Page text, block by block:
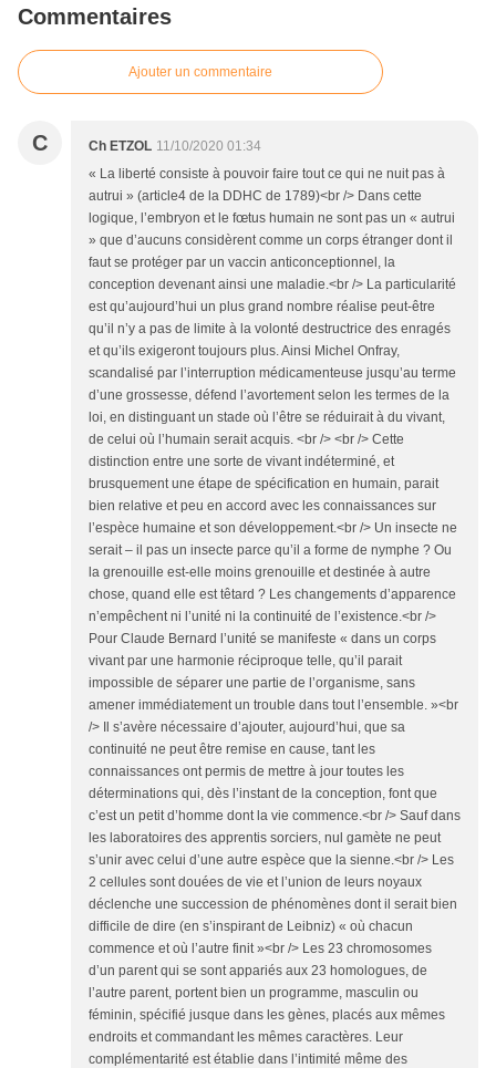
Commentaires
Ajouter un commentaire
C Ch ETZOL 11/10/2020 01:34
« La liberté consiste à pouvoir faire tout ce qui ne nuit pas à
autrui » (article4 de la DDHC de 1789)<br /> Dans cette
logique, l’embryon et le fœtus humain ne sont pas un « autrui
» que d’aucuns considèrent comme un corps étranger dont il
faut se protéger par un vaccin anticonceptionnel, la
conception devenant ainsi une maladie.<br /> La particularité
est qu’aujourd’hui un plus grand nombre réalise peut-être
qu’il n’y a pas de limite à la volonté destructrice des enragés
et qu’ils exigeront toujours plus. Ainsi Michel Onfray,
scandalisé par l’interruption médicamenteuse jusqu’au terme
d’une grossesse, défend l’avortement selon les termes de la
loi, en distinguant un stade où l’être se réduirait à du vivant,
de celui où l’humain serait acquis. <br /> <br /> Cette
distinction entre une sorte de vivant indéterminé, et
brusquement une étape de spécification en humain, parait
bien relative et peu en accord avec les connaissances sur
l’espèce humaine et son développement.<br /> Un insecte ne
serait – il pas un insecte parce qu’il a forme de nymphe ? Ou
la grenouille est-elle moins grenouille et destinée à autre
chose, quand elle est têtard ? Les changements d’apparence
n’empêchent ni l’unité ni la continuité de l’existence.<br />
Pour Claude Bernard l’unité se manifeste « dans un corps
vivant par une harmonie réciproque telle, qu’il parait
impossible de séparer une partie de l’organisme, sans
amener immédiatement un trouble dans tout l’ensemble. »<br
/> Il s’avère nécessaire d’ajouter, aujourd’hui, que sa
continuité ne peut être remise en cause, tant les
connaissances ont permis de mettre à jour toutes les
déterminations qui, dès l’instant de la conception, font que
c’est un petit d’homme dont la vie commence.<br /> Sauf dans
les laboratoires des apprentis sorciers, nul gamète ne peut
s’unir avec celui d’une autre espèce que la sienne.<br /> Les
2 cellules sont douées de vie et l’union de leurs noyaux
déclenche une succession de phénomènes dont il serait bien
difficile de dire (en s’inspirant de Leibniz) « où chacun
commence et où l’autre finit »<br /> Les 23 chromosomes
d’un parent qui se sont appariés aux 23 homologues, de
l’autre parent, portent bien un programme, masculin ou
féminin, spécifié jusque dans les gènes, placés aux mêmes
endroits et commandant les mêmes caractères. Leur
complémentarité est établie dans l’intimité même des